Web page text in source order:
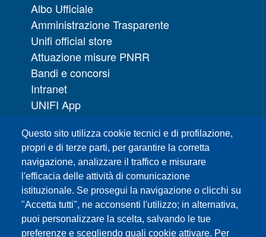
Questo sito utilizza cookie tecnici e di profilazione,
propri e di terze parti, per garantire la corretta
navigazione, analizzare il traffico e misurare
l'efficacia delle attività di comunicazione
istituzionale. Se prosegui la navigazione o clicchi su
"Accetta tutti", ne acconsenti l'utilizzo; in alternativa,
puoi personalizzare la scelta, salvando le tue
preferenze e scegliendo quali cookie attivare. Per
Albo Ufficiale
Amministrazione Trasparente
Unifi official store
Attuazione misure PNRR
Bandi e concorsi
Intranet
UNIFI App
URP | Ufficio Relazioni con il Pubblico
Sedi
Mappa del sito
Webmaster e redazione web
Elenco dei siti tematici